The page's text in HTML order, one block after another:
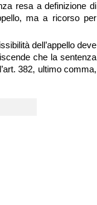
resa a definizione di
ma a ricorso per
dell’appello deve
che la sentenza
382, ultimo comma,